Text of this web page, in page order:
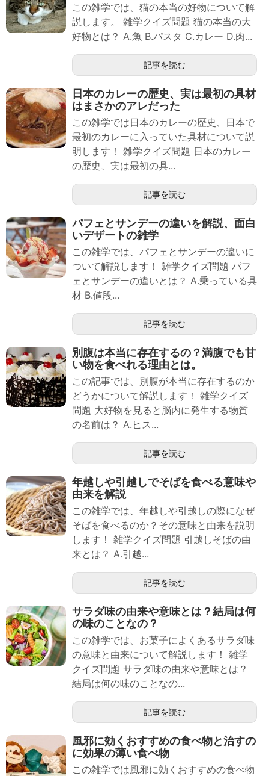
この雑学では、猫の本当の好物について解
説します。 雑学クイズ問題 猫の本当の大
好物とは？ A.魚 B.パスタ C.カレー D.肉...
記事を読む
日本のカレーの歴史、実は最初の具材
はまさかのアレだった
この雑学では日本のカレーの歴史、日本で
最初のカレーに入っていた具材について説
明します！ 雑学クイズ問題 日本のカレー
の歴史、実は最初の具...
記事を読む
パフェとサンデーの違いを解説、面白
いデザートの雑学
この雑学では、パフェとサンデーの違いに
ついて解説します！ 雑学クイズ問題 パフ
ェとサンデーの違いとは？ A.乗っている具
材 B.値段...
記事を読む
別腹は本当に存在するの？満腹でも甘
い物を食べれる理由とは。
この記事では、別腹が本当に存在するのか
どうかについて解説します！ 雑学クイズ
問題 大好物を見ると脳内に発生する物質
の名前は？ A.ヒス...
記事を読む
年越しや引越しでそばを食べる意味や
由来を解説
この雑学では、年越しや引越しの際になぜ
そばを食べるのか？その意味と由来を説明
します！ 雑学クイズ問題 引越しそばの由
来とは？ A.引越...
記事を読む
サラダ味の由来や意味とは？結局は何
の味のことなの？
この雑学では、お菓子によくあるサラダ味
の意味と由来について解説します！ 雑学
クイズ問題 サラダ味の由来や意味とは？
結局は何の味のことなの...
記事を読む
風邪に効くおすすめの食べ物と治すの
に効果の薄い食べ物
この雑学では風邪に効くおすすめの食べ物